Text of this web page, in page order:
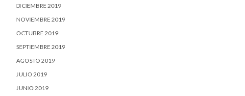
DICIEMBRE 2019
NOVIEMBRE 2019
OCTUBRE 2019
SEPTIEMBRE 2019
AGOSTO 2019
JULIO 2019
JUNIO 2019